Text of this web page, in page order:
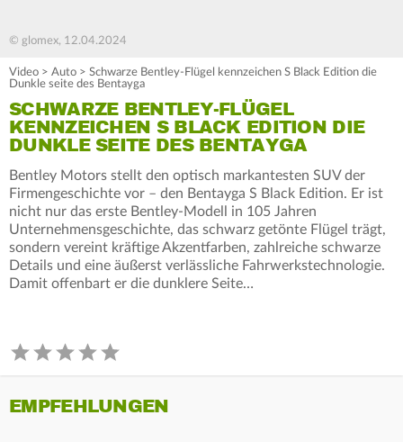
© glomex, 12.04.2024
Video > Auto > Schwarze Bentley-Flügel kennzeichen S Black Edition die
Dunkle seite des Bentayga
SCHWARZE BENTLEY-FLÜGEL
KENNZEICHEN S BLACK EDITION DIE
DUNKLE SEITE DES BENTAYGA
Bentley Motors stellt den optisch markantesten SUV der
Firmengeschichte vor – den Bentayga S Black Edition. Er ist
nicht nur das erste Bentley-Modell in 105 Jahren
Unternehmensgeschichte, das schwarz getönte Flügel trägt,
sondern vereint kräftige Akzentfarben, zahlreiche schwarze
Details und eine äußerst verlässliche Fahrwerkstechnologie.
Damit offenbart er die dunklere Seite…
EMPFEHLUNGEN